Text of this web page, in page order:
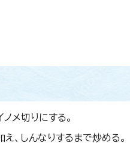
メ切りにする。
、しんなりするまで炒める。